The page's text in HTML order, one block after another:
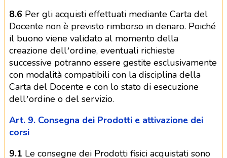
8.6 Per gli acquisti effettuati mediante Carta del
Docente non è previsto rimborso in denaro. Poiché
il buono viene validato al momento della
creazione dell’ordine, eventuali richieste
successive potranno essere gestite esclusivamente
con modalità compatibili con la disciplina della
Carta del Docente e con lo stato di esecuzione
dell’ordine o del servizio.
Art. 9. Consegna dei Prodotti e attivazione dei
corsi
9.1 Le consegne dei Prodotti fisici acquistati sono